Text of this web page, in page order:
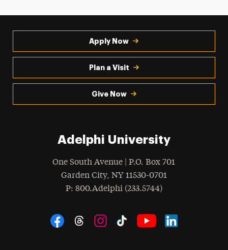
Apply Now
Plan a Visit
Give Now
Adelphi University
One South Avenue | P.O. Box 701
Garden City, NY 11530-0701
Phone
: 800.Adelphi (233.5744)
Social Navigation